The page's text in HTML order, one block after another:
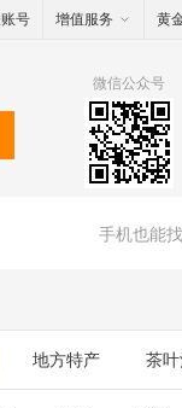
号 增值服务 黄
手机也能
微信公众号
地方特产 茶